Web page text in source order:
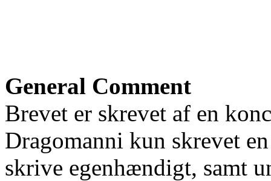
General Comment
Brevet er skrevet af en
Dragomanni kun skrevet
skrive egenhændigt, samt